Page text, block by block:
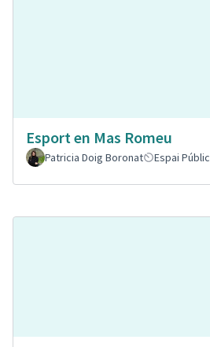
Esport en Mas Romeu
Patricia Doig Boronat
Espai Públic